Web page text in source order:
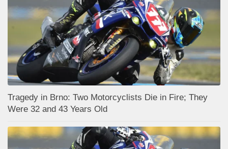
Tragedy in Brno: Two Motorcyclists Die in Fire; They
Were 32 and 43 Years Old